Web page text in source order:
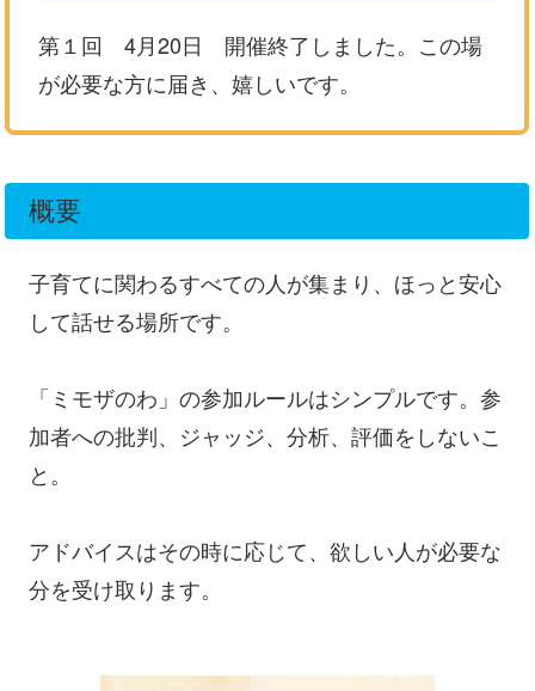
第１回 4月20日 開催終了しました。この場
が必要な方に届き、嬉しいです。
概要
子育てに関わるすべての人が集まり、ほっと安心
して話せる場所です。
「ミモザのわ」の参加ルールはシンプルです。参
加者への批判、ジャッジ、分析、評価をしないこ
と。
アドバイスはその時に応じて、欲しい人が必要な
分を受け取ります。